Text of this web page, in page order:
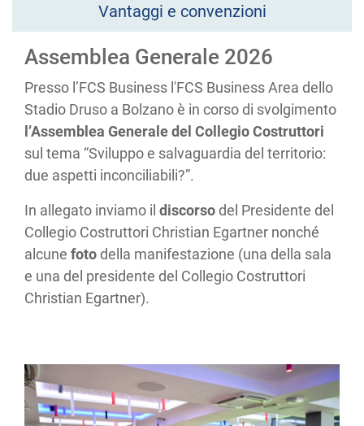
Vantaggi e convenzioni
Assemblea Generale 2026
Presso l’FCS Business l'FCS Business Area dello
Stadio Druso a Bolzano è in corso di svolgimento
l’Assemblea Generale del Collegio Costruttori
sul tema “Sviluppo e salvaguardia del territorio:
due aspetti inconciliabili?”.
In allegato inviamo il discorso del Presidente del
Collegio Costruttori Christian Egartner nonché
alcune foto della manifestazione (una della sala
e una del presidente del Collegio Costruttori
Christian Egartner).